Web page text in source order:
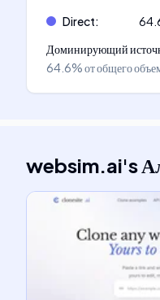
Direct:
Доминирующий
64.6%от общего
websim.ai's